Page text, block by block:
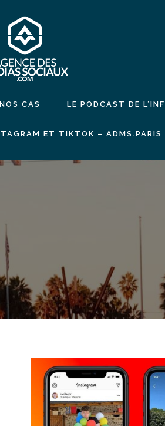
NOS CAS LE PODCAST DE
ET TIKTOK – ADMS.PARIS